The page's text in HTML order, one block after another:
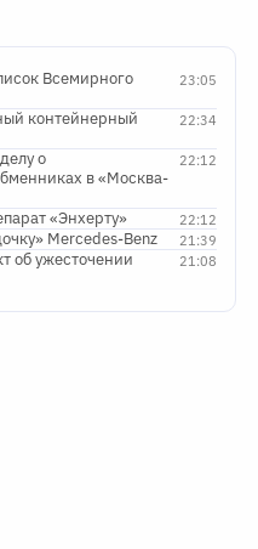
23:05
Всемирного
22:34
контейнерный
22:12
о
в «Москва-
22:12
«Энхерту»
21:39
Mercedes-Benz
21:08
об ужесточении